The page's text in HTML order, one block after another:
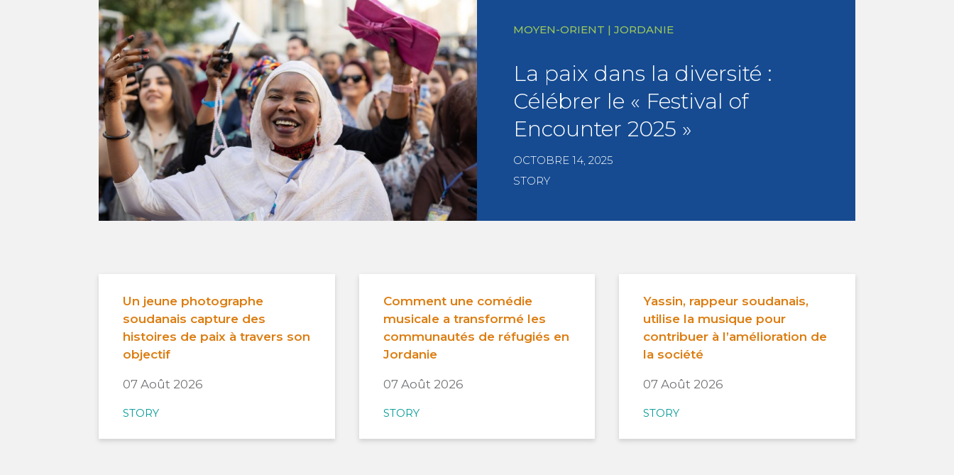
MOYEN-ORIENT | JORDANIE
La paix dans la diversité :
Célébrer le « Festival of
Encounter 2025 »
OCTOBRE 14, 2025
STORY
Un jeune photographe
soudanais capture des
histoires de paix à travers son
objectif
07 Août 2026
STORY
Comment une comédie
musicale a transformé les
communautés de réfugiés en
Jordanie
07 Août 2026
STORY
Yassin, rappeur soudanais,
utilise la musique pour
contribuer à l’amélioration de
la société
07 Août 2026
STORY